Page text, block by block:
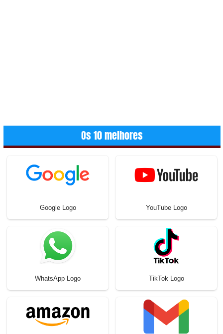
Os 10 melhores
Google Logo YouTube Logo
WhatsApp Logo TikTok Logo